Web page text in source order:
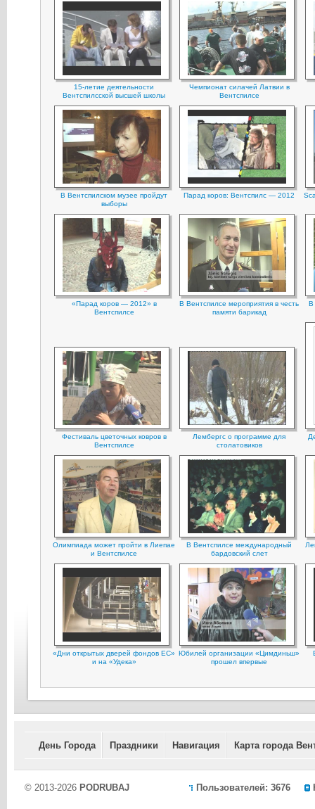
15-летие деятельности
Вентспилсской высшей школы
Чемпионат силачей Латвии в
Вентспилсе
В Вентспилском музее пройдут
выборы
Парад коров: Вентспилс — 2012
«Парад коров — 2012» в
Вентспилсе
В Вентспилсе мероприятия в честь
памяти барикад
В
Фестиваль цветочных ковров в
Вентспилсе
Лембергс о программе для
столатовиков
Олимпиада может пройти в Лиепае
и Вентспилсе
В Вентспилсе международный
бардовский слет
«Дни открытых дверей фондов ЕС»
и на «Удека»
Юбилей организации «Цимдиньш»
прошел впервые
День Города Праздники Навигация Карта города
Пользователей: 3676
© 2013-2026 PODRUBAJ